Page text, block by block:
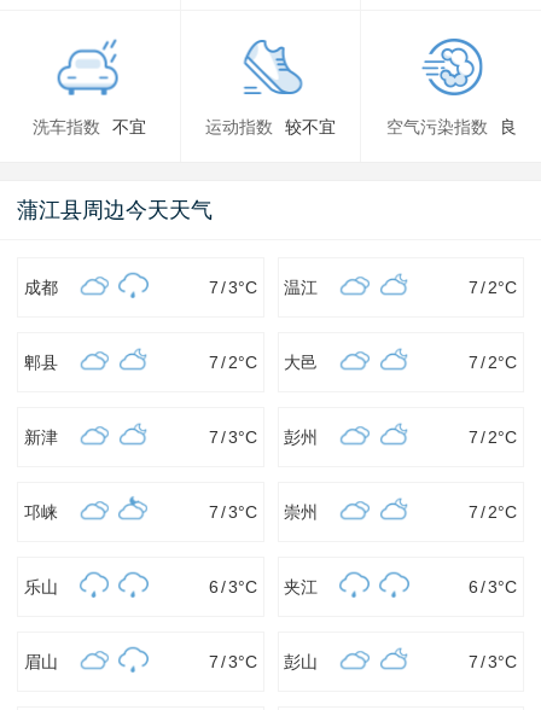
洗车指数 不宜 运动指数 较不宜 空气污染指数 良
蒲江县周边今天天气
成都 7/3°C 温江 7 /2°C
郫县 7/ 2°C 大邑 7 /2°C
新津 7/3°C 彭州 7 /2°C
邛崃 7/3°C 崇州 7 /2°C
乐山 6/3°C 夹江 6 /3°C
眉山 7/3°C 彭山 7 /3°C